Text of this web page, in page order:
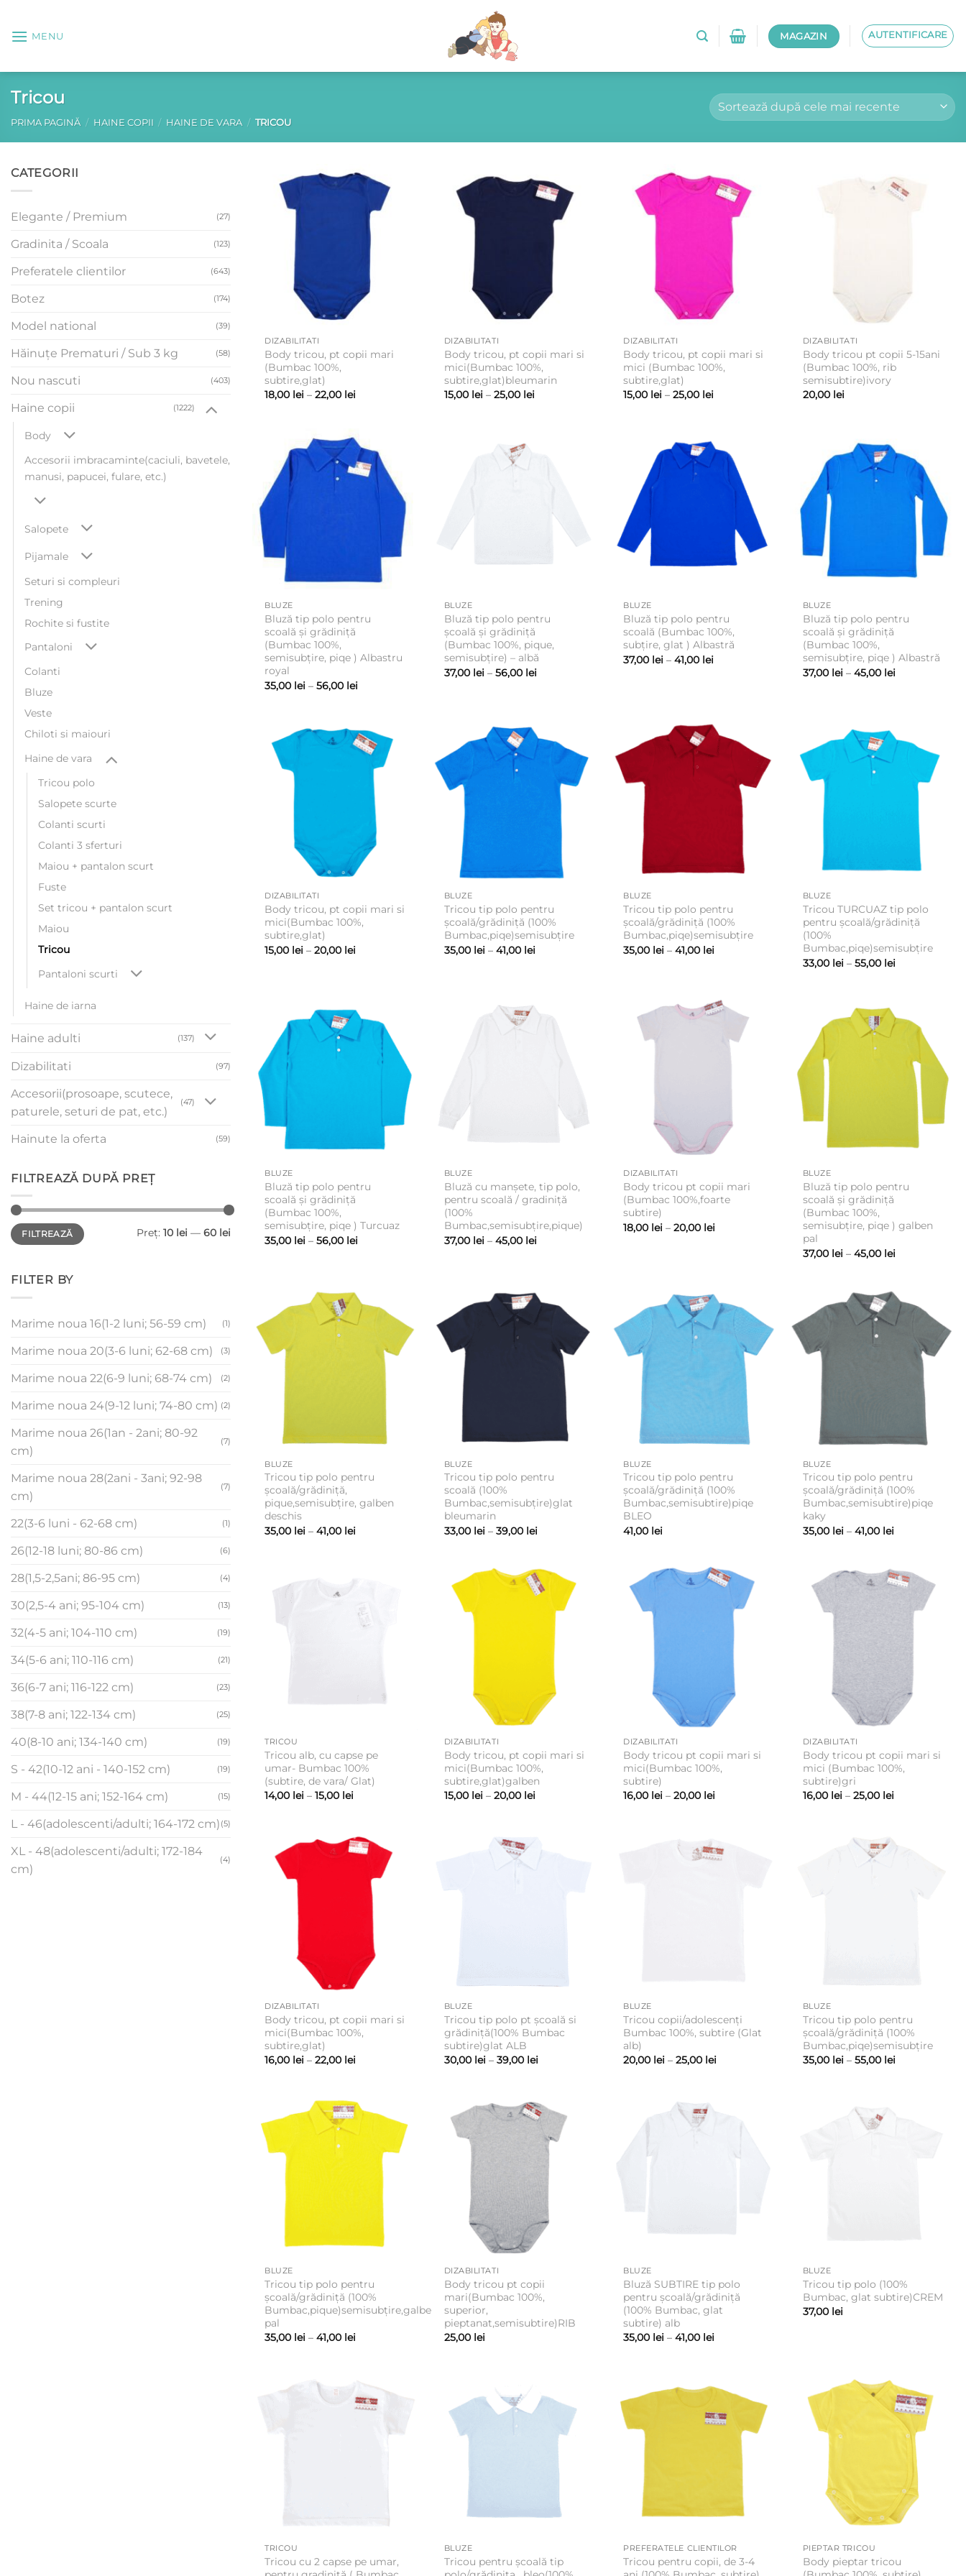
content
MENU MAGAZIN AUTENTIFICARE
Tricou
PRIMA PAGINĂ / HAINE COPII / HAINE DE VARA / TRICOU
CATEGORII
Elegante / Premium (27)
Gradinita / Scoala (123)
Preferatele clientilor (643)
Botez (174)
Model national (39)
Hăinuțe Prematuri / Sub 3 kg (58)
Nou nascuti (403)
Haine copii (1222)
Body
Accesorii imbracaminte(caciuli, bavetele,
manusi, papucei, fulare, etc.)
Salopete
Pijamale
Seturi si compleuri
Trening
Rochite si fustite
Pantaloni
Colanti
Bluze
Veste
Chiloti si maiouri
Haine de vara
Tricou polo
Salopete scurte
Colanti scurti
Colanti 3 sferturi
Maiou + pantalon scurt
Fuste
Set tricou + pantalon scurt
Maiou
Tricou
Pantaloni scurti
Haine de iarna
Haine adulti (137)
Dizabilitati (97)
Accesorii(prosoape, scutece,
paturele, seturi de pat, etc.)
(47)
Hainute la oferta (59)
FILTREAZĂ DUPĂ PREȚ
Preț
minim
Preț
maxim
FILTREAZĂ Preț: 10 lei — 60 lei
FILTER BY
Marime noua 16(1-2 luni; 56-59 cm) (1)
Marime noua 20(3-6 luni; 62-68 cm) (3)
Marime noua 22(6-9 luni; 68-74 cm) (2)
Marime noua 24(9-12 luni; 74-80 cm) (2)
Marime noua 26(1an - 2ani; 80-92
cm)
(7)
Marime noua 28(2ani - 3ani; 92-98
cm)
(7)
22(3-6 luni - 62-68 cm) (1)
26(12-18 luni; 80-86 cm) (6)
28(1,5-2,5ani; 86-95 cm) (4)
30(2,5-4 ani; 95-104 cm) (13)
32(4-5 ani; 104-110 cm) (19)
34(5-6 ani; 110-116 cm) (21)
36(6-7 ani; 116-122 cm) (23)
38(7-8 ani; 122-134 cm) (25)
40(8-10 ani; 134-140 cm) (19)
S - 42(10-12 ani - 140-152 cm) (19)
M - 44(12-15 ani; 152-164 cm) (15)
L - 46(adolescenti/adulti; 164-172 cm) (5)
XL - 48(adolescenti/adulti; 172-184
cm)
(4)
DIZABILITATI
Body tricou, pt copii mari
(Bumbac 100%,
subtire,glat)
18,00 lei – 22,00 lei
la
22,00 lei
DIZABILITATI
Body tricou, pt copii mari si
mici(Bumbac 100%,
subtire,glat)bleumarin
15,00 lei – 25,00 leiInterval
25,00 lei
DIZABILITATI
Body tricou, pt copii mari si
mici (Bumbac 100%,
subtire,glat)
15,00 lei – 25,00 lei
la
25,00 lei
DIZABILITATI
Body tricou pt copii 5-15ani
(Bumbac 100%, rib
semisubtire)ivory
20,00 lei
BLUZE
Bluză tip polo pentru
scoală și grădiniță
(Bumbac 100%,
semisubțire, piqe ) Albastru
royal
35,00 lei – 56,00 lei
la
56,00 lei
BLUZE
Bluză tip polo pentru
școală și grădiniță
(Bumbac 100%, pique,
semisubțire) – albă
37,00 lei – 56,00 leiInterval
56,00 lei
BLUZE
Bluză tip polo pentru
scoală (Bumbac 100%,
subțire, glat ) Albastră
37,00 lei – 41,00 lei
BLUZE
Bluză tip polo pentru
scoală și grădiniță
(Bumbac 100%,
semisubțire, piqe ) Albastră
37,00 lei – 45,00 leiInterval
DIZABILITATI
Body tricou, pt copii mari si
mici(Bumbac 100%,
subtire,glat)
15,00 lei – 20,00 lei
20,00 lei
BLUZE
Tricou tip polo pentru
școală/grădiniță (100%
Bumbac,piqe)semisubțire
35,00 lei – 41,00 leiInterval
41,00 lei
BLUZE
Tricou tip polo pentru
școală/grădiniță (100%
Bumbac,piqe)semisubțire
35,00 lei – 41,00 lei
la
41,00 lei
BLUZE
Tricou TURCUAZ tip polo
pentru școală/grădiniță
(100%
Bumbac,piqe)semisubțire
33,00 lei – 55,00 leiInterval
la
55,00 lei
BLUZE
Bluză tip polo pentru
scoală și grădiniță
(Bumbac 100%,
semisubțire, piqe ) Turcuaz
35,00 lei – 56,00 lei
56,00 lei
BLUZE
Bluză cu manșete, tip polo,
pentru scoală / gradiniță
(100%
Bumbac,semisubțire,pique)
37,00 lei – 45,00 leiInterval
la
45,00 lei
DIZABILITATI
Body tricou pt copii mari
(Bumbac 100%,foarte
subtire)
18,00 lei – 20,00 lei
BLUZE
Bluză tip polo pentru
scoală și grădiniță
(Bumbac 100%,
semisubțire, piqe ) galben
pal
37,00 lei – 45,00 leiInterval
până
la
45,00 lei
BLUZE
Tricou tip polo pentru
școală/grădiniță,
pique,semisubțire, galben
deschis
35,00 lei – 41,00 lei
BLUZE
Tricou tip polo pentru
scoală (100%
Bumbac,semisubțire)glat
bleumarin
33,00 lei – 39,00 leiInterval
până
la
39,00 lei
BLUZE
Tricou tip polo pentru
școală/grădiniță (100%
Bumbac,semisubtire)piqe
BLEO
41,00 lei
BLUZE
Tricou tip polo pentru
școală/grădiniță (100%
Bumbac,semisubtire)piqe
kaky
35,00 lei – 41,00 leiInterval
până
la
41,00 lei
TRICOU
Tricou alb, cu capse pe
umar- Bumbac 100%
(subtire, de vara/ Glat)
14,00 lei – 15,00 lei
până
la
15,00 lei
DIZABILITATI
Body tricou, pt copii mari si
mici(Bumbac 100%,
subtire,glat)galben
15,00 lei – 20,00 leiInterval
DIZABILITATI
Body tricou pt copii mari si
mici(Bumbac 100%,
subtire)
16,00 lei – 20,00 lei
la
20,00 lei
DIZABILITATI
Body tricou pt copii mari si
mici (Bumbac 100%,
subtire)gri
16,00 lei – 25,00 leiInterval
la
DIZABILITATI
Body tricou, pt copii mari si
mici(Bumbac 100%,
subtire,glat)
16,00 lei – 22,00 lei
până
la
22,00 lei
BLUZE
Tricou tip polo pt școală si
grădiniță(100% Bumbac
subtire)glat ALB
30,00 lei – 39,00 leiInterval
la
39,00 lei
BLUZE
Tricou copii/adolescenți
Bumbac 100%, subtire (Glat
alb)
20,00 lei – 25,00 lei
BLUZE
Tricou tip polo pentru
școală/grădiniță (100%
Bumbac,piqe)semisubțire
35,00 lei – 55,00 leiInterval
BLUZE
Tricou tip polo pentru
școală/grădiniță (100%
Bumbac,pique)semisubțire,galben
pal
35,00 lei – 41,00 lei
41,00 lei
DIZABILITATI
Body tricou pt copii
mari(Bumbac 100%,
superior,
pieptanat,semisubtire)RIB
25,00 lei
BLUZE
Bluză SUBTIRE tip polo
pentru școală/grădiniță
(100% Bumbac, glat
subtire) alb
35,00 lei – 41,00 lei
la
41,00 lei
BLUZE
Tricou tip polo (100%
Bumbac, glat subtire)CREM
37,00 lei
TRICOU
Tricou cu 2 capse pe umar,
BLUZE
Tricou pentru școală tip
PREFERATELE CLIENTILOR
Tricou pentru copii, de 3-4
PIEPTAR TRICOU
Body pieptar tricou